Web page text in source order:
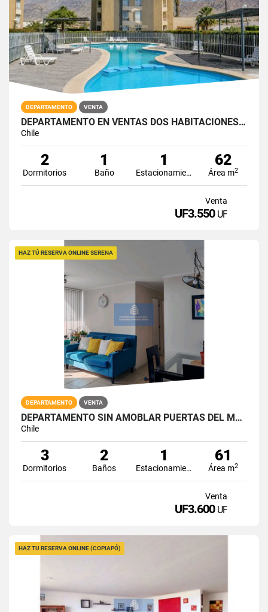
DEPARTAMENTO VENTA
DEPARTAMENTO EN VENTAS DOS HABITACIONES EDIFICIO INNOVA
Chile
2
Dormitorios
1
Baño
1
Estacionamiento
62
Área m2
Venta
UF3.550 UF
HAZ TÚ RESERVA ONLINE SERENA
DEPARTAMENTO VENTA
DEPARTAMENTO SIN AMOBLAR PUERTAS DEL MAR
Chile
3
Dormitorios
2
Baños
1
Estacionamiento
61
Área m2
Venta
UF3.600 UF
HAZ TU RESERVA ONLINE (COPIAPÓ)